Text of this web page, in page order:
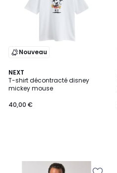
Nouveau
NEXT
T-shirt décontracté disney
mickey mouse
40,00 €